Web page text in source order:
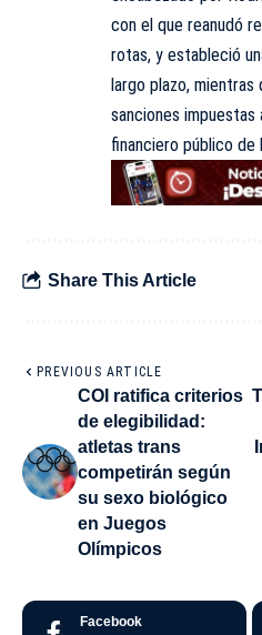
con el que reanudó
rotas, y estableció
largo plazo,
sanciones
financiero público de
Share This Article
PREVIOUS ARTICLE
COI ratifica criterios
de elegibilidad:
atletas trans
competirán según
su sexo biológico
en Juegos
Olímpicos
Facebook